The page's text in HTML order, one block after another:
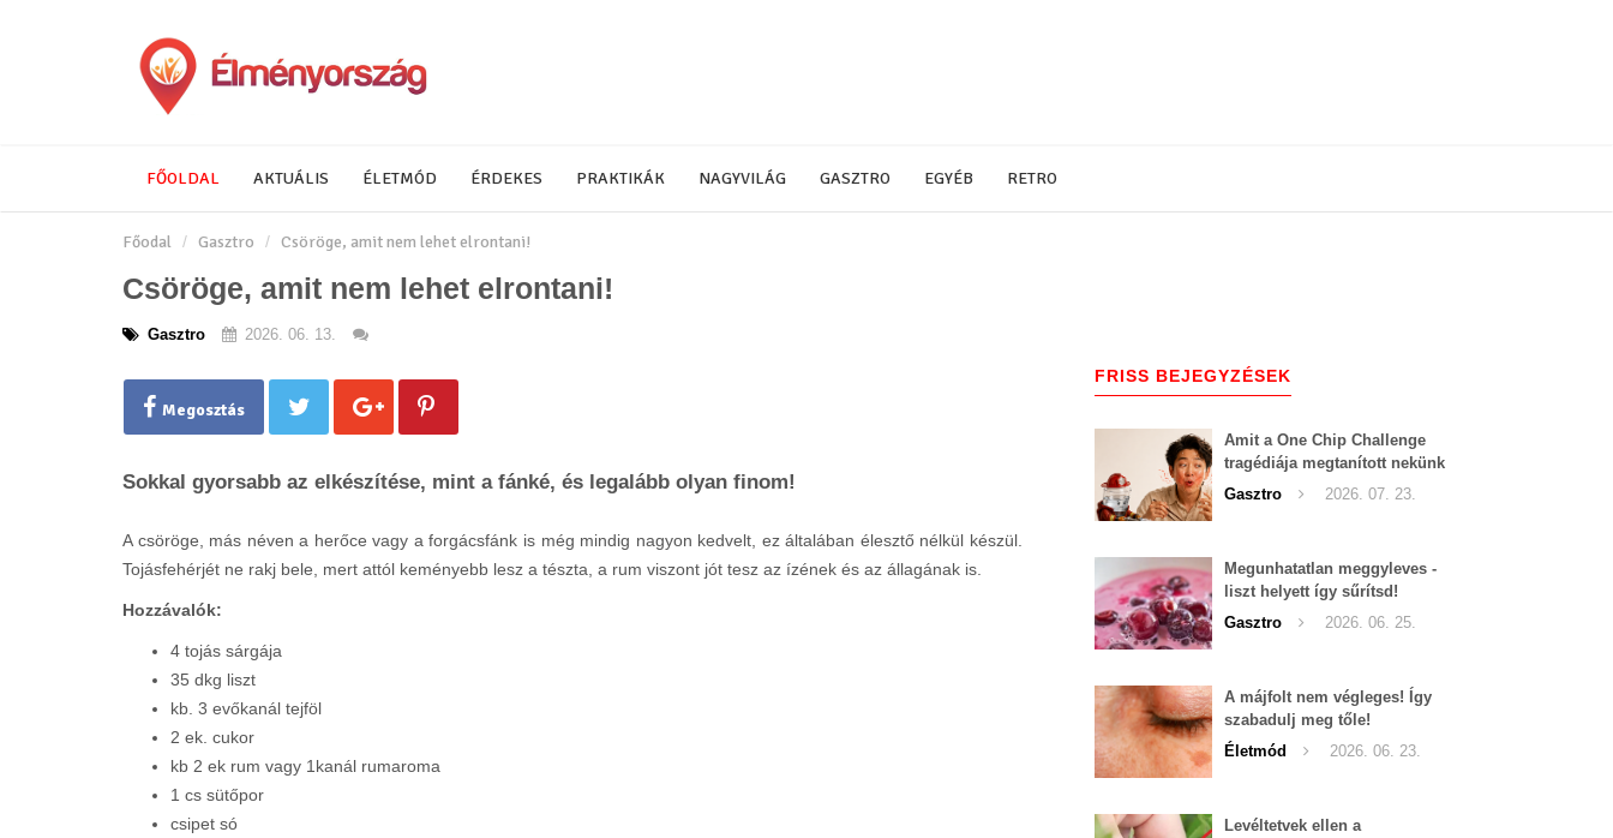
FŐOLDAL AKTUÁLIS ÉLETMÓD ÉRDEKES PRAKTIKÁK NAGYVILÁG GASZTRO EGYÉB RETRO
Főodal Gasztro Csöröge, amit nem lehet elrontani!
Csöröge, amit nem lehet elrontani!
Gasztro 2026. 06. 13.
Megosztás
Sokkal gyorsabb az elkészítése, mint a fánké, és legalább olyan finom!
A csöröge, más néven a herőce vagy a forgácsfánk is még mindig nagyon kedvelt, ez általában élesztő nélkül készül.
Tojásfehérjét ne rakj bele, mert attól keményebb lesz a tészta, a rum viszont jót tesz az ízének és az állagának is.
Hozzávalók:
4 tojás sárgája
35 dkg liszt
kb. 3 evőkanál tejföl
2 ek. cukor
kb 2 ek rum vagy 1kanál rumaroma
1 cs sütőpor
csipet só
FRISS BEJEGYZÉSEK
Amit a One Chip Challenge
tragédiája megtanított nekünk
a csípős kihívásokról
Gasztro 2026. 07. 23.
Megunhatatlan meggyleves -
liszt helyett így sűrítsd!
Gasztro
2026. 06. 25.
A májfolt nem végleges! Így
szabadulj meg tőle!
Életmód
2026. 06. 23.
Levéltetvek ellen a